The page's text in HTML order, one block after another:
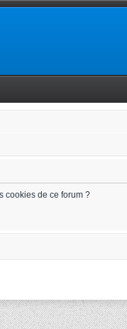
cookies de ce forum ?